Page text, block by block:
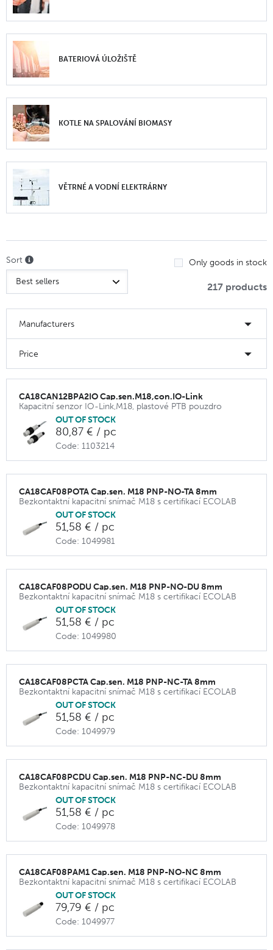
BATERIOVÁ ÚLOŽIŠTĚ
KOTLE NA SPALOVÁNÍ BIOMASY
VĚTRNÉ A VODNÍ ELEKTRÁRNY
Sort Only goods in stock
217 products
Manufacturers
Price
CA18CAN12BPA2IO Cap.sen.M18,con.IO-Link
Kapacitní senzor IO-Link,M18, plastové PTB pouzdro
OUT OF STOCK
80,87 € / pc
Code: 1103214
CA18CAF08POTA Cap.sen. M18 PNP-NO-TA 8mm
Bezkontaktní kapacitní snímač M18 s certifikací ECOLAB
OUT OF STOCK
51,58 € / pc
Code: 1049981
CA18CAF08PODU Cap.sen. M18 PNP-NO-DU 8mm
Bezkontaktní kapacitní snímač M18 s certifikací ECOLAB
OUT OF STOCK
51,58 € / pc
Code: 1049980
CA18CAF08PCTA Cap.sen. M18 PNP-NC-TA 8mm
Bezkontaktní kapacitní snímač M18 s certifikací ECOLAB
OUT OF STOCK
51,58 € / pc
Code: 1049979
CA18CAF08PCDU Cap.sen. M18 PNP-NC-DU 8mm
Bezkontaktní kapacitní snímač M18 s certifikací ECOLAB
OUT OF STOCK
51,58 € / pc
Code: 1049978
CA18CAF08PAM1 Cap.sen. M18 PNP-NO-NC 8mm
Bezkontaktní kapacitní snímač M18 s certifikací ECOLAB
OUT OF STOCK
79,79 € / pc
Code: 1049977